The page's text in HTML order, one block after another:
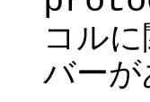
コル
バー